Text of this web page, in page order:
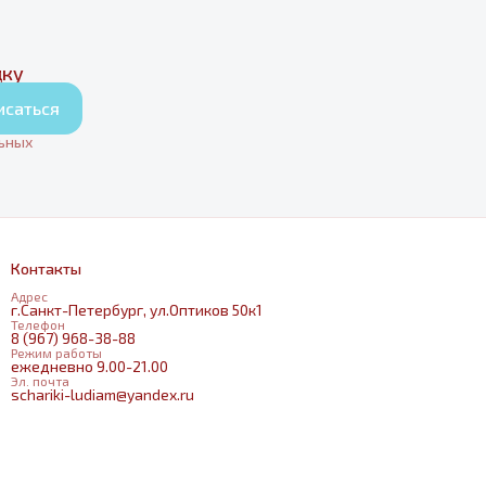
Контакты
Адрес
г.Санкт-Петербург, ул.Оптиков 50к1
Телефон
8 (967) 968-38-88
Режим работы
ежедневно 9.00-21.00
Эл. почта
schariki-ludiam@yandex.ru